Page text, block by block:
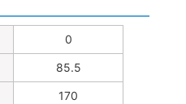
0
85.5
170